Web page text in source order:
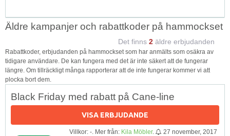
Äldre kampanjer och rabattkoder på hammockset
Det finns 2 äldre erbjudanden
Rabattkoder, erbjudanden på hammockset som har anmälts som osäkra av
tidigare användare. De kan fungera med det är inte säkert att de fungerar
längre. Om tillräckligt många rapporterar att de inte fungerar kommer vi att
plocka bort dem.
Black Friday med rabatt på Cane-line
VISA ERBJUDANDE
Villkor: -. Mer från: Kila Möbler. 27 november, 2017